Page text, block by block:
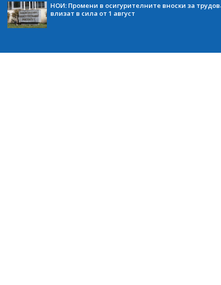
НОИ: Промени в осигурителните вноски за
влизат в сила от 1 август